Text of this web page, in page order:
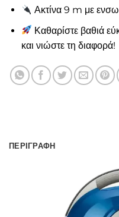
Ακτίνα 9 m με
Καθαρίστε βαθιά
και νιώστε τη διαφορά!
ΠΕΡΙΓΡΑΦΉ